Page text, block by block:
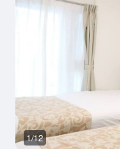
1/12